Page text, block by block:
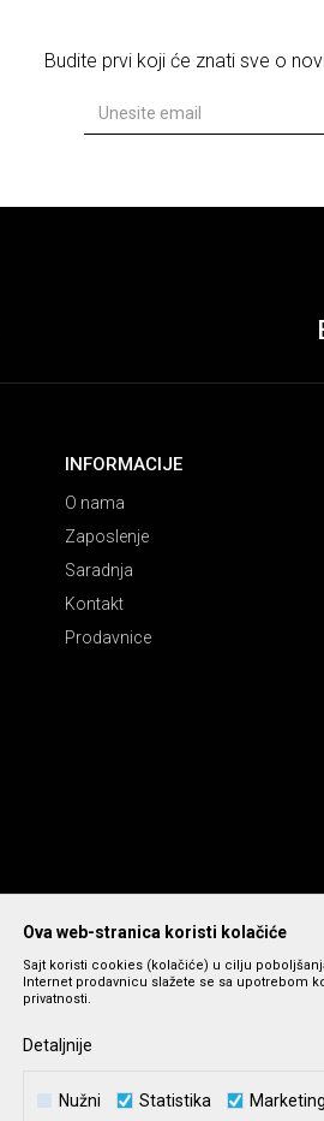
Budite prvi koji će znati sve o
INFORMACIJE
O nama
Zaposlenje
Saradnja
Kontakt
Prodavnice
podrazumeva se da su dostupni u svakom
Ova web-stranica koristi kolačiće
Sajt koristi cookies (kolačiće) u cilju
Internet prodavnicu slažete se sa upotrebom
privatnosti.
Detaljnije
Nužni Statistika Marketing